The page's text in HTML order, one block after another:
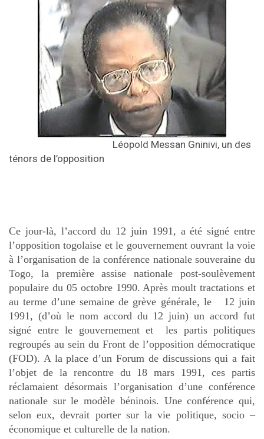
Léopold Messan Gninivi, un des
ténors de l’opposition
Ce jour-là, l’accord du 12 juin 1991, a été signé entre
l’opposition togolaise et le gouvernement ouvrant la voie
à l’organisation de la conférence nationale souveraine du
Togo, la première assise nationale post-soulèvement
populaire du 05 octobre 1990. Après moult tractations et
au terme d’une semaine de grève générale, le 12 juin
1991, (d’où le nom accord du 12 juin) un accord fut
signé entre le gouvernement et les partis politiques
regroupés au sein du Front de l’opposition démocratique
(FOD). A la place d’un Forum de discussions qui a fait
l’objet de la rencontre du 18 mars 1991, ces partis
réclamaient désormais l’organisation d’une conférence
nationale sur le modèle béninois. Une conférence qui,
selon eux, devrait porter sur la vie politique, socio –
économique et culturelle de la nation.